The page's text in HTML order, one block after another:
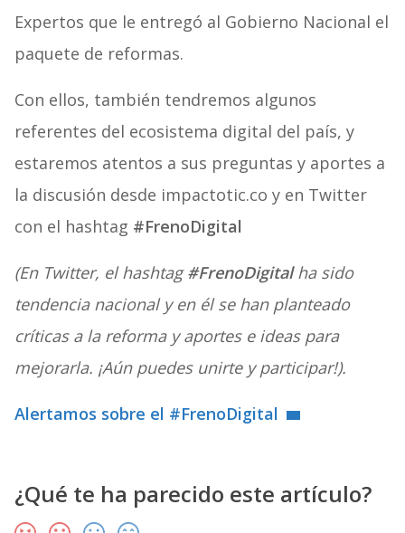
Expertos que le entregó al Gobierno Nacional el
paquete de reformas.
Con ellos, también tendremos algunos
referentes del ecosistema digital del país, y
estaremos atentos a sus preguntas y aportes a
la discusión desde impactotic.co y en Twitter
con el hashtag #FrenoDigital
(En Twitter, el hashtag#FrenoDigitalha sido
tendencia nacional y en él se han planteado
críticas a la reforma y aportes e ideas para
mejorarla. ¡Aún puedes unirte y participar!).
Alertamos sobre el #FrenoDigital
¿Qué te ha parecido este artículo?